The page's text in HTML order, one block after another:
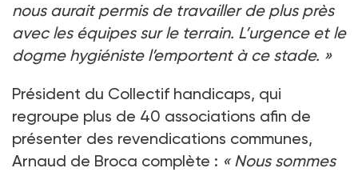
nous aurait permis de travailler de plus près
avec les équipes sur le terrain. L’urgence et le
dogme hygiéniste l’emportent à ce stade. »
Président du Collectif handicaps, qui
regroupe plus de 40 associations afin de
présenter des revendications communes,
Arnaud de Broca complète : « Nous sommes